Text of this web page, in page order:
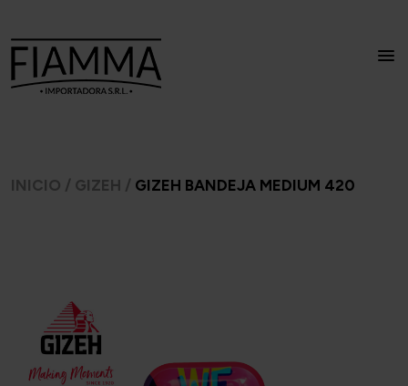
INICIO / GIZEH / GIZEH BANDEJA MEDIUM 420